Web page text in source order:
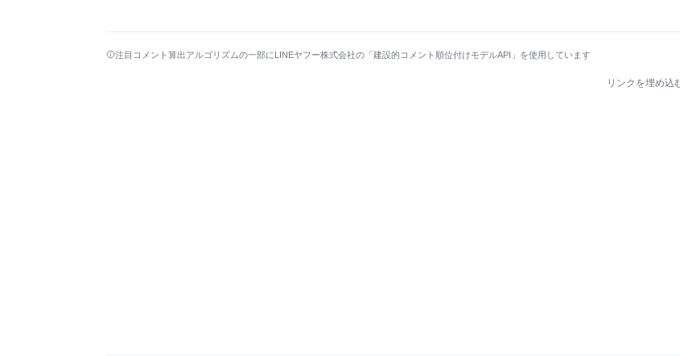
注目コメント算出アルゴリズムの一部にLINEヤフー株式会社の「建設的コメント順位付けモデルAPI」を使用しています
リンクを埋め込